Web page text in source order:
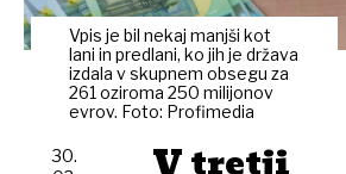
Vpis je bil nekaj manjši kot
lani in predlani, ko jih je država
izdala v skupnem obsegu za
261 oziroma 250 milijonov
evrov. Foto: Profimedia
30.